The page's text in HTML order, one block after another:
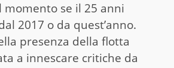
momento se il 25 anni
2017 o da quest’anno.
presenza della flotta
a innescare critiche da